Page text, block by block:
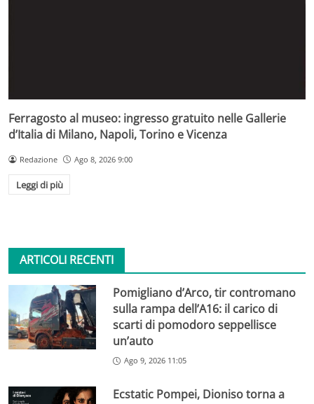
Ferragosto al museo: ingresso gratuito nelle Gallerie
d’Italia di Milano, Napoli, Torino e Vicenza
Redazione Ago 8, 2026 9:00
Leggi di più
ARTICOLI RECENTI
Pomigliano d’Arco, tir contromano
sulla rampa dell’A16: il carico di
scarti di pomodoro seppellisce
un’auto
Ago 9, 2026 11:05
Ecstatic Pompei, Dioniso torna a